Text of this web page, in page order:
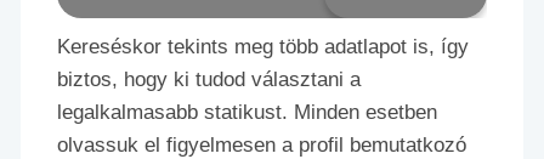
Kereséskor tekints meg több adatlapot is, így
biztos, hogy ki tudod választani a
legalkalmasabb statikust. Minden esetben
olvassuk el figyelmesen a profil bemutatkozó